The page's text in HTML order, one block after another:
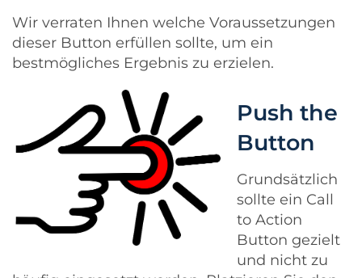
Wir verraten Ihnen welche Voraussetzungen
dieser Button erfüllen sollte, um ein
bestmögliches Ergebnis zu erzielen.
Push the
Button
Grundsätzlich
sollte ein Call
to Action
Button gezielt
und nicht zu